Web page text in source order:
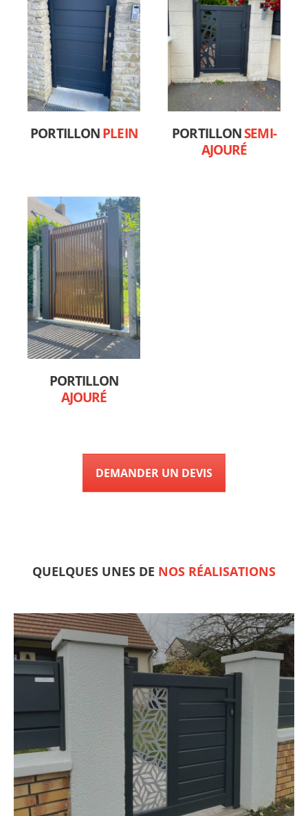
PORTILLONPLEIN PORTILLONSEMI-
AJOURÉ
PORTILLON
AJOURÉ
DEMANDER UN DEVIS
QUELQUES UNES DE NOS RÉALISATIONS